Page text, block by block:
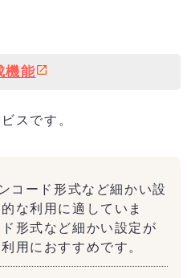
機能
スです。
コード形式など細かい設
な利用に適していま
形式など細かい設定が
用におすすめです。